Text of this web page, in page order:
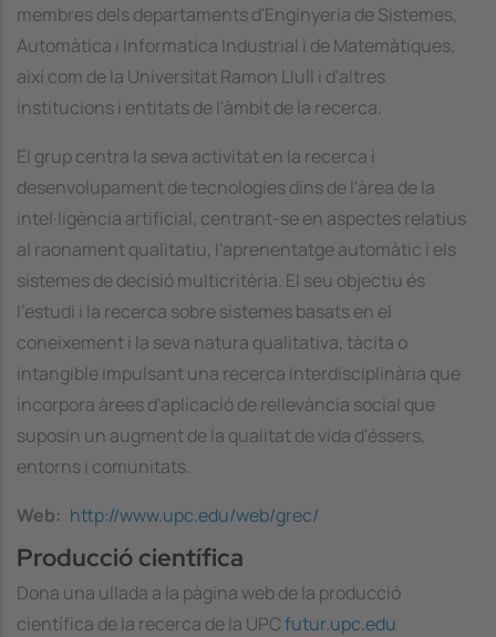
membres dels departaments d'Enginyeria de Sistemes,
Automàtica i Informatica Industrial i de Matemàtiques,
així com de la Universitat Ramon Llull i d'altres
institucions i entitats de l'àmbit de la recerca.
El grup centra la seva activitat en la recerca i
desenvolupament de tecnologies dins de l'àrea de la
intel·ligència artificial, centrant-se en aspectes relatius
al raonament qualitatiu, l'aprenentatge automàtic i els
sistemes de decisió multicritèria. El seu objectiu és
l'estudi i la recerca sobre sistemes basats en el
coneixement i la seva natura qualitativa, tàcita o
intangible impulsant una recerca interdisciplinària que
incorpora àrees d'aplicació de rellevància social que
suposin un augment de la qualitat de vida d'éssers,
entorns i comunitats.
Web
http://www.upc.edu/web/grec/
Producció científica
Dona una ullada a la pàgina web de la producció
científica de la recerca de la UPCfutur.upc.edu